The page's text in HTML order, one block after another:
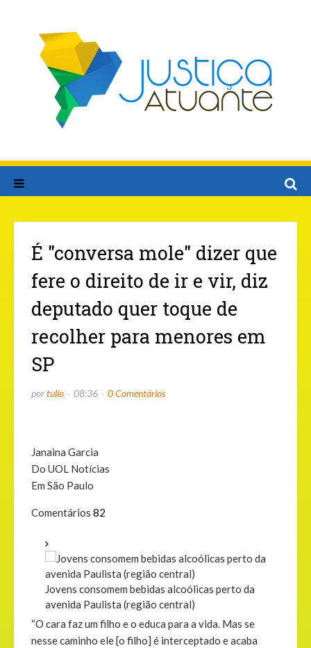
É "conversa mole" dizer que
fere o direito de ir e vir, diz
deputado quer toque de
recolher para menores em
SP
portulio 08:36 0 Comentários
Janaina Garcia
Do UOL Notícias
Em São Paulo
Comentários 82
Jovens consomem bebidas alcoólicas perto da
avenida Paulista (região central)
“O cara faz um filho e o educa para a vida. Mas se
nesse caminho ele [o filho] é interceptado e acaba